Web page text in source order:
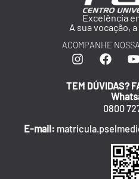
Excelência
A sua vocação,
ACOMPANHE
TEM DÚVIDAS?
0800
E-mail: